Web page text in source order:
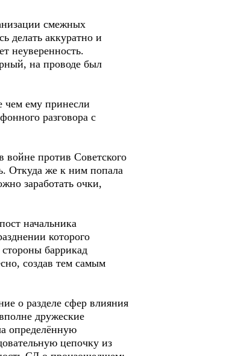
смежных
делать аккуратно и
неуверенность.
на проводе был
чем ему принесли
разговора с
войне против Советского
Откуда же к ним попала
заработать очки,
начальника
которого
баррикад
создав тем самым
о разделе сфер влияния
дружеские
определённую
цепочку из